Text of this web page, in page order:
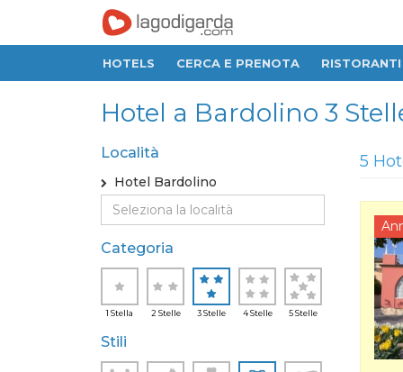
HOTELS CERCA E PRENOTA RISTORANTI
Hotel a Bardolino 3
Località
Hotel Bardolino
Categoria
1 Stella 2 Stelle 3 Stelle 4 Stelle 5 Stelle
Stili
5